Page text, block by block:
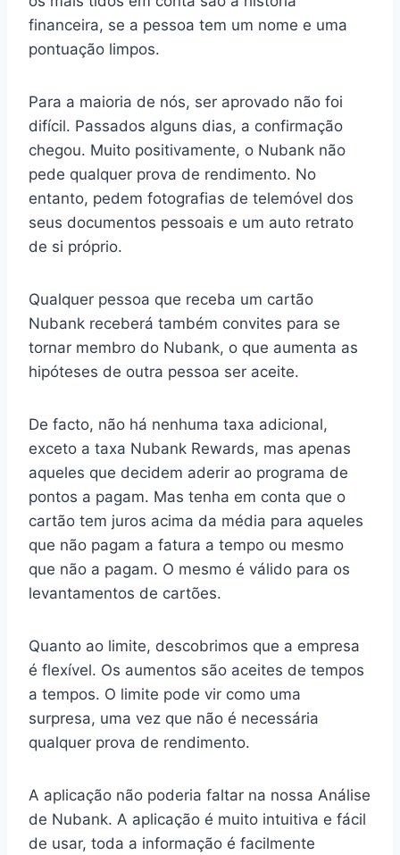
financeira, se a pessoa tem um nome e uma
pontuação limpos.
Para a maioria de nós, ser aprovado não foi
difícil. Passados alguns dias, a confirmação
chegou. Muito positivamente, o Nubank não
pede qualquer prova de rendimento. No
entanto, pedem fotografias de telemóvel dos
seus documentos pessoais e um auto retrato
de si próprio.
Qualquer pessoa que receba um cartão
Nubank receberá também convites para se
tornar membro do Nubank, o que aumenta as
hipóteses de outra pessoa ser aceite.
De facto, não há nenhuma taxa adicional,
exceto a taxa Nubank Rewards, mas apenas
aqueles que decidem aderir ao programa de
pontos a pagam. Mas tenha em conta que o
cartão tem juros acima da média para aqueles
que não pagam a fatura a tempo ou mesmo
que não a pagam. O mesmo é válido para os
levantamentos de cartões.
Quanto ao limite, descobrimos que a empresa
é flexível. Os aumentos são aceites de tempos
a tempos. O limite pode vir como uma
surpresa, uma vez que não é necessária
qualquer prova de rendimento.
A aplicação não poderia faltar na nossa Análise
de Nubank. A aplicação é muito intuitiva e fácil
de usar, toda a informação é facilmente